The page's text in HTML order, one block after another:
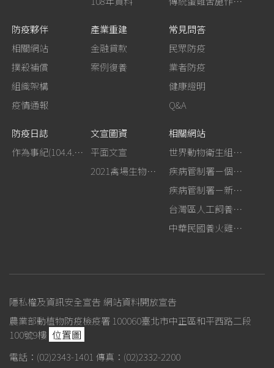
防疫夥伴
相關網站
撲殺補償
組織架構
疫情通報
產業重建
金融貸款
案例復養
常見問答
民眾防疫
業者防疫
健康證明
Q&A
防疫日誌
作為事紀(104.4.13行政院新聞傳播處彙整)
文宣圖資
平面文宣
2021禽場生物安全手冊
相關網站
世界動物衛生組織－禽流感網站
疾病管制署－個人防護裝備使用建議
疾病管制署－新型A型流感專區
台灣區人工飼養鴕鳥協會
中華民國養火雞協會
隱私權及資訊安全宣告 網站資料開放宣告
農業部動植物防疫檢疫署 100060臺北市中正區和平西路二段
100號9樓 位置圖
電話：(02)2343-1401 傳真：(02)2332-2200